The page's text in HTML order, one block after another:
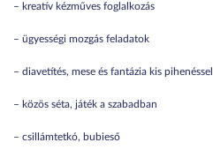
– kreatív kézműves foglalkozás
– ügyességi mozgás feladatok
– diavetítés, mese és fantázia kis pihenéssel
– közös séta, játék a szabadban
– csillámtetkó, bubieső